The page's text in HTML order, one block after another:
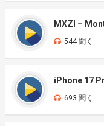
MXZI –
544 聞く
iPhone 17
693 聞く